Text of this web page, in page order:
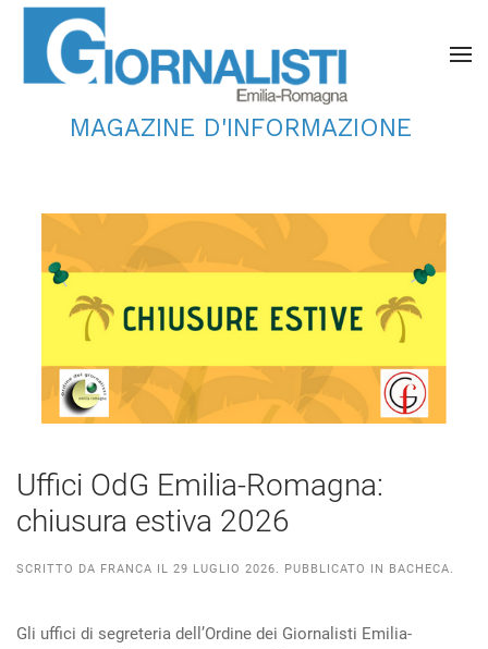
MAGAZINE D'INFORMAZIONE
Uffici OdG Emilia-Romagna:
chiusura estiva 2026
SCRITTO DA FRANCA IL 29 LUGLIO 2026. PUBBLICATO IN BACHECA.
Gli uffici di segreteria dell’Ordine dei Giornalisti Emilia-